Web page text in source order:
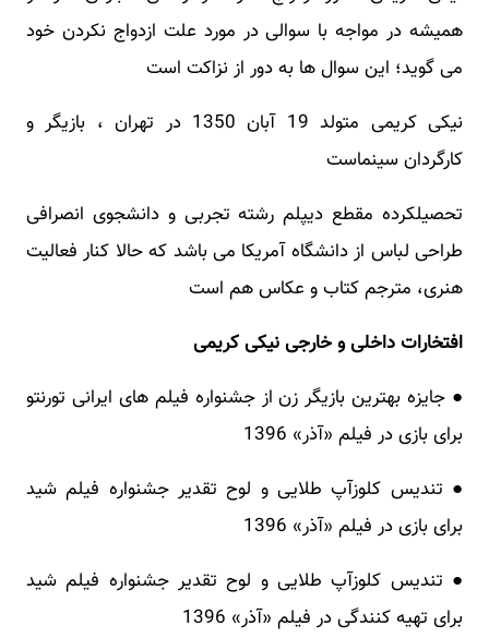
همیشه در مواجه با سوالی در مورد علت ازدواج نکردن خود
می گوید؛ این سوال ها به دور از نزاکت است
نیکی کریمی متولد 19 آبان 1350 در تهران ، بازیگر و
کارگردان سینماست
تحصیلکرده مقطع دیپلم رشته تجربی و دانشجوی انصرافی
طراحی لباس از دانشگاه آمریکا می باشد که حالا کنار فعالیت
هنری، مترجم کتاب و عکاس هم است
افتخارات داخلی و خارجی نیکی کریمی
● جایزه بهترین بازیگر زن از جشنواره فیلم‌ های ایرانی تورنتو
برای بازی در فیلم «آذر» 1396
● تندیس کلوزآپ طلایی و لوح تقدیر جشنواره فیلم شید
برای بازی در فیلم «آذر» 1396
● تندیس کلوزآپ طلایی و لوح تقدیر جشنواره فیلم شید
برای تهیه‌ کنندگی در فیلم «آذر» 1396